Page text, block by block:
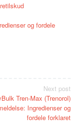
og fordele
Next post
Tren-Max (Trenorol)
Ingredienser og
fordele forklaret